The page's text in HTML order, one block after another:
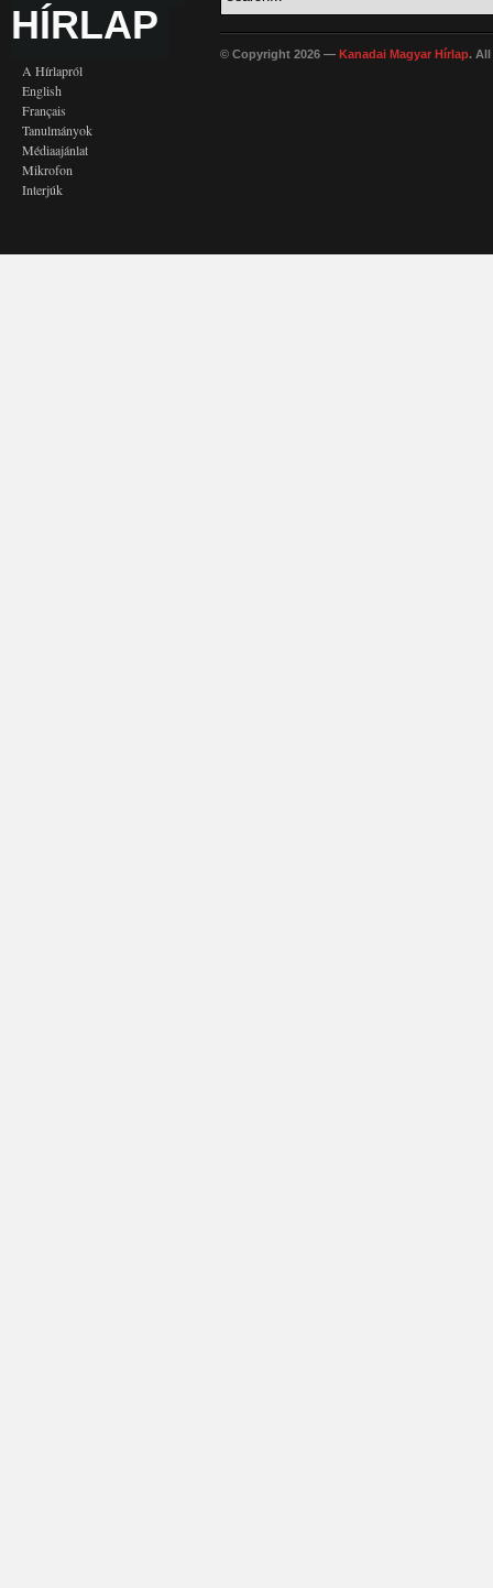
HÍRLAP
A Hírlapról
English
Français
Tanulmányok
Médiaajánlat
Mikrofon
Interjúk
© Copyright 2026 — Kanadai Magyar Hírlap. All